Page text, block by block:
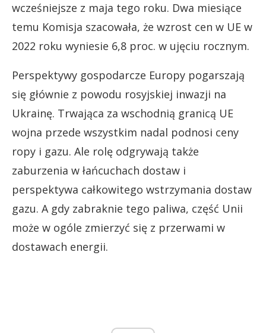
wcześniejsze z maja tego roku. Dwa miesiące
temu Komisja szacowała, że wzrost cen w UE w
2022 roku wyniesie 6,8 proc. w ujęciu rocznym.
Perspektywy gospodarcze Europy pogarszają
się głównie z powodu rosyjskiej inwazji na
Ukrainę. Trwająca za wschodnią granicą UE
wojna przede wszystkim nadal podnosi ceny
ropy i gazu. Ale rolę odgrywają także
zaburzenia w łańcuchach dostaw i
perspektywa całkowitego wstrzymania dostaw
gazu. A gdy zabraknie tego paliwa, część Unii
może w ogóle zmierzyć się z przerwami w
dostawach energii.